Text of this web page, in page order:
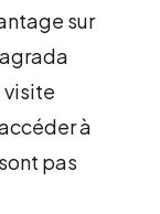
sur
visite
à
pas